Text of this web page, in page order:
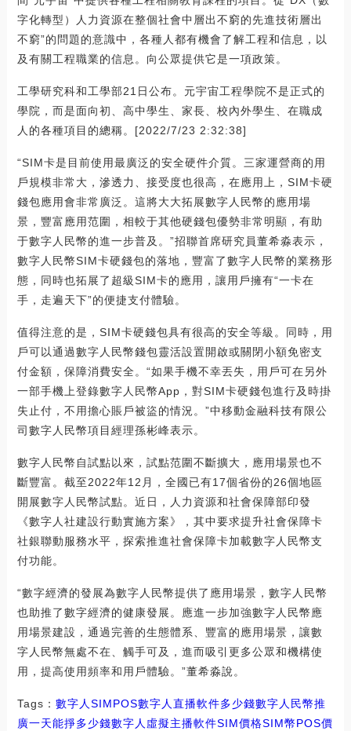
字化轉型）人力資源在整個社會中層出不窮的先進技術層出
不窮”的問題的意識中，各種人都有機會了解工程和信息，以
及有關工程職業的信息。向公眾提供它是一項政策。
工學研究科和工學部21日公布。元宇宙工程學院不是正式的
學院，而是面向初、高中學生、家長、校內外學生、在職成
人的各種項目的總稱。[2022/7/23 2:32:38]
“SIM卡是目前使用最廣泛的安全硬件介質。三家運營商的用
戶規模非常大，滲透力、接受度也很高，在應用上，SIM卡硬
錢包應用會非常廣泛。這將大大拓展數字人民幣的應用場
景，豐富應用范圍，相較于其他硬錢包優勢非常明顯，有助
于數字人民幣的進一步普及。”招聯首席研究員董希淼表示，
數字人民幣SIM卡硬錢包的落地，豐富了數字人民幣的業務形
態，同時也拓展了超級SIM卡的應用，讓用戶擁有“一卡在
手，走遍天下”的便捷支付體驗。
值得注意的是，SIM卡硬錢包具有很高的安全等級。同時，用
戶可以通過數字人民幣錢包靈活設置開啟或關閉小額免密支
付金額，保障消費安全。“如果手機不幸丟失，用戶可在另外
一部手機上登錄數字人民幣App，對SIM卡硬錢包進行及時掛
失止付，不用擔心賬戶被盜的情況。”中移動金融科技有限公
司數字人民幣項目經理孫彬峰表示。
數字人民幣自試點以來，試點范圍不斷擴大，應用場景也不
斷豐富。截至2022年12月，全國已有17個省份的26個地區
開展數字人民幣試點。近日，人力資源和社會保障部印發
《數字人社建設行動實施方案》，其中要求提升社會保障卡
社銀聯動服務水平，探索推進社會保障卡加載數字人民幣支
付功能。
“數字經濟的發展為數字人民幣提供了應用場景，數字人民幣
也助推了數字經濟的健康發展。應進一步加強數字人民幣應
用場景建設，通過完善的生態體系、豐富的應用場景，讓數
字人民幣無處不在、觸手可及，進而吸引更多公眾和機構使
用，提高使用頻率和用戶體驗。”董希淼說。
Tags： 數字人 SIMPOS數字人直播軟件多少錢數字人民幣推
廣一天能掙多少錢數字人虛擬主播軟件SIM價格SIM幣POS價